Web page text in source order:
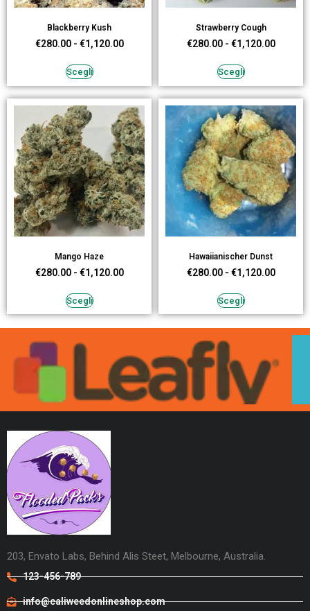
Blackberry Kush
€280.00 - €1,120.00
Scegli
Strawberry Cough
€280.00 - €1,120.00
Scegli
Mango Haze
€280.00 - €1,120.00
Scegli
Hawaiianischer Dunst
€280.00 - €1,120.00
Scegli
203, Envato Labs, Behind Alis Steet, Melbourne, Australia.
123-456-789
info@caliweedonlineshop.com